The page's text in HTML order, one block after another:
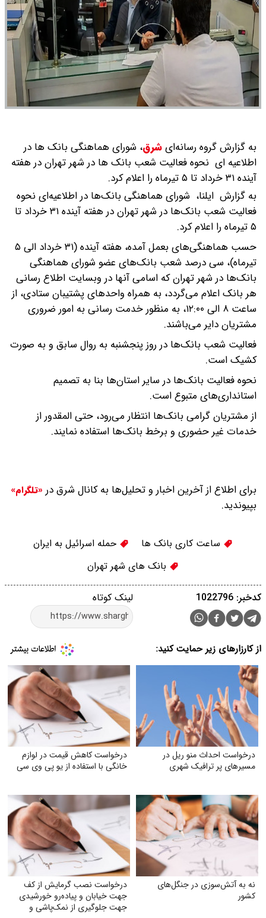
به گزارش گروه رسانه‌ایشرق، شورای هماهنگی بانک ها در
اطلاعیه ای نحوه فعالیت شعب بانک ها در شهر تهران در هفته
آینده ۳۱ خرداد تا ۵ تیرماه را اعلام کرد.
به گزارش ایلنا، شورای هماهنگی بانک‌ها در اطلاعیه‌ای نحوه
فعالیت شعب بانک‌ها در شهر تهران در هفته آینده ۳۱ خرداد تا
۵ تیرماه را اعلام کرد.
حسب هماهنگی‌های بعمل آمده، هفته آینده (۳۱ خرداد الی ۵
تیرماه)، سی درصد شعب بانک‌های عضو شورای هماهنگی
بانک‌ها در شهر تهران که اسامی آنها در وبسایت اطلاع رسانی
هر بانک اعلام می‌گردد، به همراه واحدهای پشتیبان ستادی، از
ساعت ٨ الی ۱۲:۰۰، به منظور خدمت رسانی به امور ضروری
مشتریان دایر می‌باشند.
فعالیت شعب بانک‌ها در روز پنجشنبه به روال سابق و به صورت
کشیک است.
نحوه فعالیت بانک‌ها در سایر استان‌ها بنا به تصمیم
استانداری‌های متبوع است.
از مشتریان گرامی بانک‌ها انتظار می‌رود، حتی المقدور از
خدمات غیر حضوری و برخط بانک‌ها استفاده نمایند.
برای اطلاع از آخرین اخبار و تحلیل‌ها به کانال شرق در «تلگرام»
بپیوندید.
ساعت کاری بانک ها
حمله اسرائیل به ایران
بانک های شهر تهران
لینک کوتاه کدخبر: 1022796
از کارزارهای زیر حمایت کنید:
درخواست احداث منو ریل در
مسیرهای پر ترافیک شهری
درخواست کاهش قیمت در لوازم
خانگی با استفاده از یو پی وی سی
نه به آتش‌سوزی در جنگل‌های
کشور
درخواست نصب گرمایش از کف
جهت خیابان و پیاده‌رو خورشیدی
جهت جلوگیری از نمک‌پاشی و